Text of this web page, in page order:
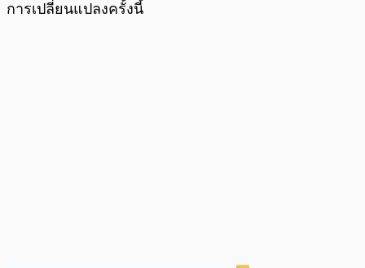
การเปลี่ยนแปลงครั้งนี้